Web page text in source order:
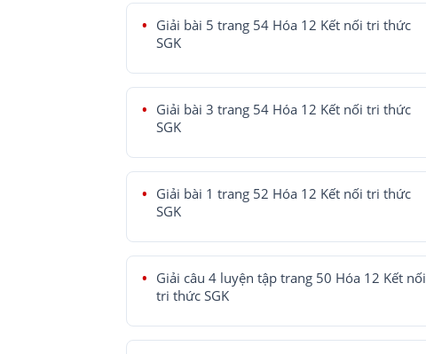
Giải bài 5 trang 54 Hóa 12 Kết nối tri thức
SGK
Giải bài 3 trang 54 Hóa 12 Kết nối tri thức
SGK
Giải bài 1 trang 52 Hóa 12 Kết nối tri thức
SGK
Giải câu 4 luyện tập trang 50 Hóa 12 Kết nối
tri thức SGK